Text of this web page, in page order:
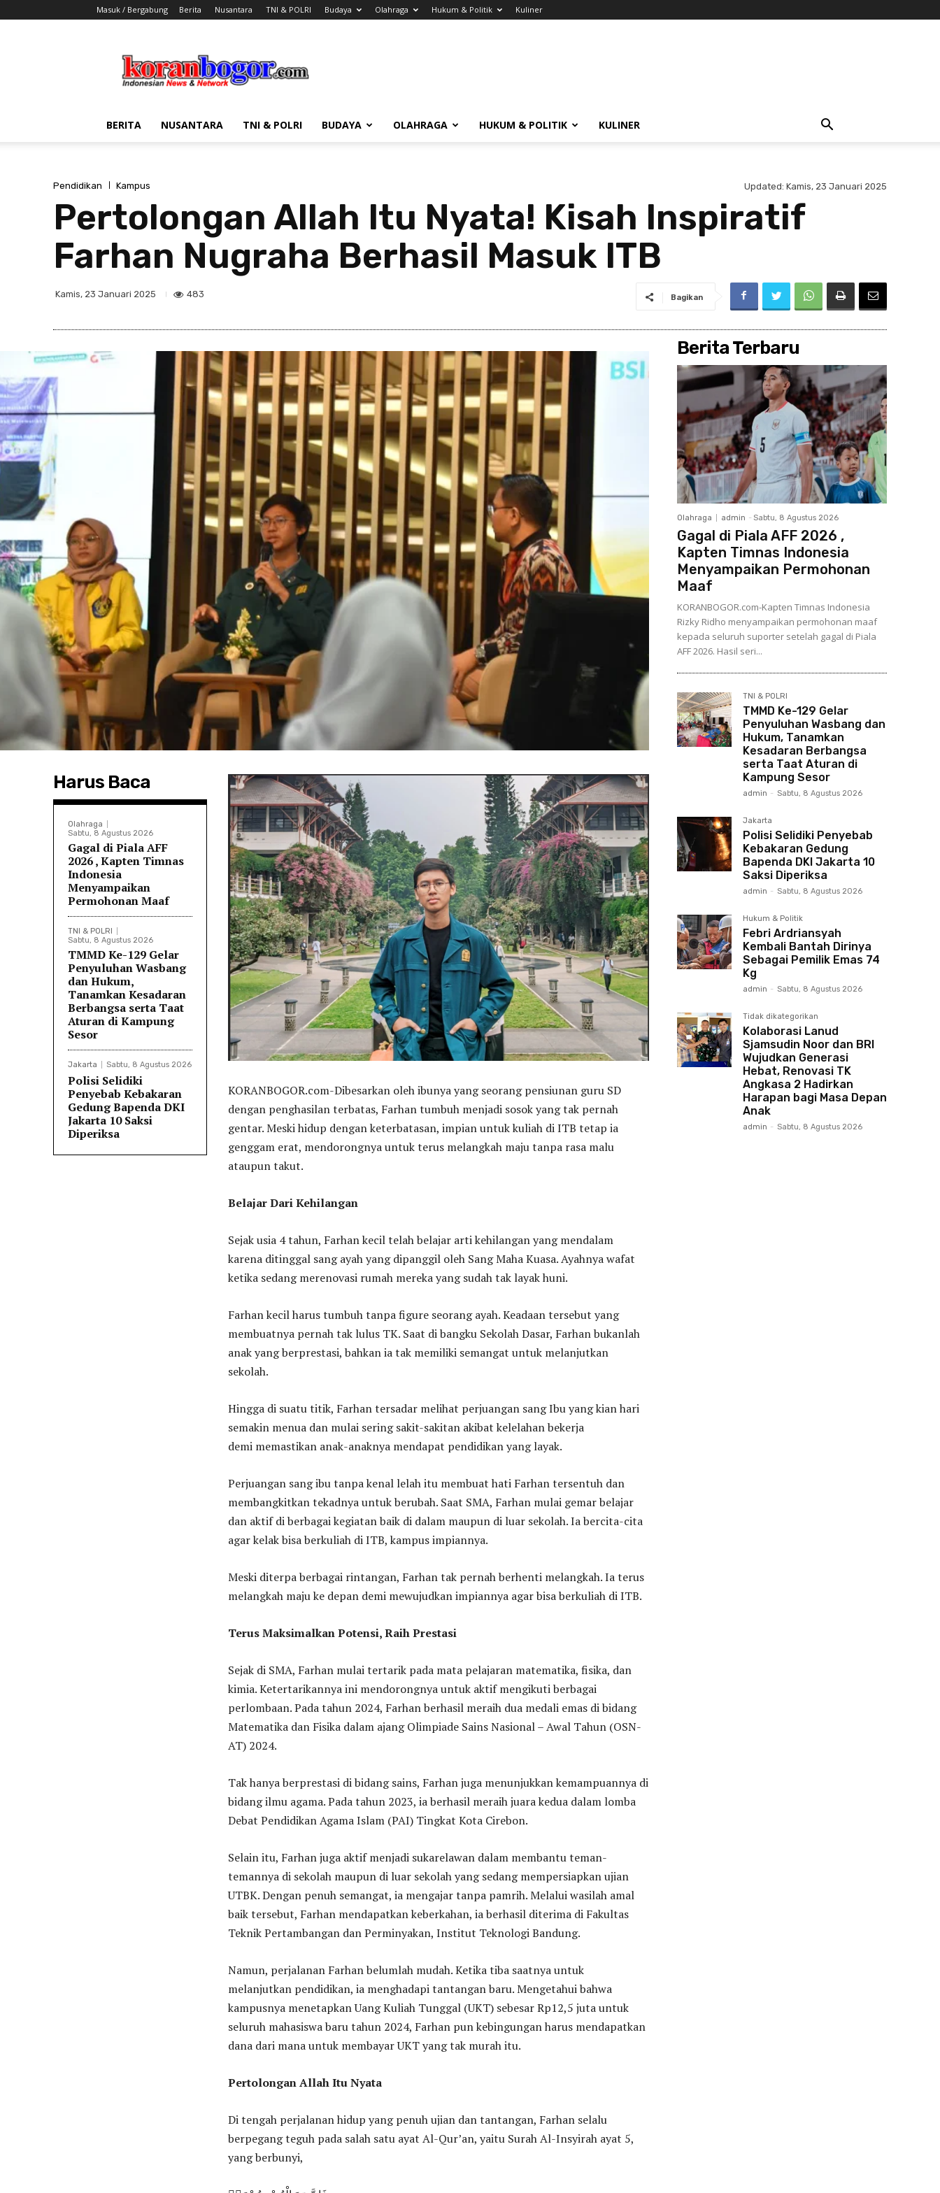
Masuk / Bergabung Berita Nusantara TNI & POLRI Budaya Olahraga Hukum & Politik Kuliner
Bogor
BERITA NUSANTARA TNI & POLRI BUDAYA OLAHRAGA HUKUM & POLITIK KULINER
Pendidikan Kampus Updated: Kamis, 23 Januari 2025
Pertolongan Allah Itu Nyata! Kisah Inspiratif
Farhan Nugraha Berhasil Masuk ITB
Kamis, 23 Januari 2025 483 Bagikan
Harus Baca
Olahraga
Sabtu, 8 Agustus 2026
Gagal di Piala AFF
2026 , Kapten Timnas
Indonesia
Menyampaikan
Permohonan Maaf
TNI & POLRI
Sabtu, 8 Agustus 2026
TMMD Ke-129 Gelar
Penyuluhan Wasbang
dan Hukum,
Tanamkan Kesadaran
Berbangsa serta Taat
Aturan di Kampung
Sesor
Jakarta Sabtu, 8 Agustus 2026
Polisi Selidiki
Penyebab Kebakaran
Gedung Bapenda DKI
Jakarta 10 Saksi
Diperiksa
KORANBOGOR.com-Dibesarkan oleh ibunya yang seorang pensiunan guru SD
dengan penghasilan terbatas, Farhan tumbuh menjadi sosok yang tak pernah
gentar. Meski hidup dengan keterbatasan, impian untuk kuliah di ITB tetap ia
genggam erat, mendorongnya untuk terus melangkah maju tanpa rasa malu
ataupun takut.
Belajar Dari Kehilangan
Sejak usia 4 tahun, Farhan kecil telah belajar arti kehilangan yang mendalam
karena ditinggal sang ayah yang dipanggil oleh Sang Maha Kuasa. Ayahnya wafat
ketika sedang merenovasi rumah mereka yang sudah tak layak huni.
Farhan kecil harus tumbuh tanpa figure seorang ayah. Keadaan tersebut yang
membuatnya pernah tak lulus TK. Saat di bangku Sekolah Dasar, Farhan bukanlah
anak yang berprestasi, bahkan ia tak memiliki semangat untuk melanjutkan
sekolah.
Hingga di suatu titik, Farhan tersadar melihat perjuangan sang Ibu yang kian hari
semakin menua dan mulai sering sakit-sakitan akibat kelelahan bekerja
demi memastikan anak-anaknya mendapat pendidikan yang layak.
Perjuangan sang ibu tanpa kenal lelah itu membuat hati Farhan tersentuh dan
membangkitkan tekadnya untuk berubah. Saat SMA, Farhan mulai gemar belajar
dan aktif di berbagai kegiatan baik di dalam maupun di luar sekolah. Ia bercita-cita
agar kelak bisa berkuliah di ITB, kampus impiannya.
Meski diterpa berbagai rintangan, Farhan tak pernah berhenti melangkah. Ia terus
melangkah maju ke depan demi mewujudkan impiannya agar bisa berkuliah di ITB.
Terus Maksimalkan Potensi, Raih Prestasi
Sejak di SMA, Farhan mulai tertarik pada mata pelajaran matematika, fisika, dan
kimia. Ketertarikannya ini mendorongnya untuk aktif mengikuti berbagai
perlombaan. Pada tahun 2024, Farhan berhasil meraih dua medali emas di bidang
Matematika dan Fisika dalam ajang Olimpiade Sains Nasional – Awal Tahun (OSN-
AT) 2024.
Tak hanya berprestasi di bidang sains, Farhan juga menunjukkan kemampuannya di
bidang ilmu agama. Pada tahun 2023, ia berhasil meraih juara kedua dalam lomba
Debat Pendidikan Agama Islam (PAI) Tingkat Kota Cirebon.
Selain itu, Farhan juga aktif menjadi sukarelawan dalam membantu teman-
temannya di sekolah maupun di luar sekolah yang sedang mempersiapkan ujian
UTBK. Dengan penuh semangat, ia mengajar tanpa pamrih. Melalui wasilah amal
baik tersebut, Farhan mendapatkan keberkahan, ia berhasil diterima di Fakultas
Teknik Pertambangan dan Perminyakan, Institut Teknologi Bandung.
Namun, perjalanan Farhan belumlah mudah. Ketika tiba saatnya untuk
melanjutkan pendidikan, ia menghadapi tantangan baru. Mengetahui bahwa
kampusnya menetapkan Uang Kuliah Tunggal (UKT) sebesar Rp12,5 juta untuk
seluruh mahasiswa baru tahun 2024, Farhan pun kebingungan harus mendapatkan
dana dari mana untuk membayar UKT yang tak murah itu.
Pertolongan Allah Itu Nyata
Di tengah perjalanan hidup yang penuh ujian dan tantangan, Farhan selalu
berpegang teguh pada salah satu ayat Al-Qur’an, yaitu Surah Al-Insyirah ayat 5,
yang berbunyi,
Berita Terbaru
Olahraga admin - Sabtu, 8 Agustus 2026
Gagal di Piala AFF 2026 ,
Kapten Timnas Indonesia
Menyampaikan Permohonan
Maaf
KORANBOGOR.com-Kapten Timnas Indonesia
Rizky Ridho menyampaikan permohonan maaf
kepada seluruh suporter setelah gagal di Piala
AFF 2026. Hasil seri...
TNI & POLRI
TMMD Ke-129 Gelar
Penyuluhan Wasbang dan
Hukum, Tanamkan
Kesadaran Berbangsa
serta Taat Aturan di
Kampung Sesor
admin - Sabtu, 8 Agustus 2026
Jakarta
Polisi Selidiki Penyebab
Kebakaran Gedung
Bapenda DKI Jakarta 10
Saksi Diperiksa
admin - Sabtu, 8 Agustus 2026
Hukum & Politik
Febri Ardriansyah
Kembali Bantah Dirinya
Sebagai Pemilik Emas 74
Kg
admin - Sabtu, 8 Agustus 2026
Tidak dikategorikan
Kolaborasi Lanud
Sjamsudin Noor dan BRI
Wujudkan Generasi
Hebat, Renovasi TK
Angkasa 2 Hadirkan
Harapan bagi Masa Depan
Anak
admin - Sabtu, 8 Agustus 2026